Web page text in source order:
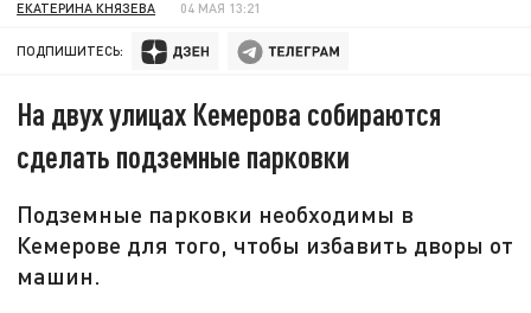
ЕКАТЕРИНА КНЯЗЕВА 04 МАЯ 13:21
ПОДПИШИТЕСЬ:
На двух улицах Кемерова собираются
сделать подземные парковки
Подземные парковки необходимы в
Кемерове для того, чтобы избавить дворы от
машин.